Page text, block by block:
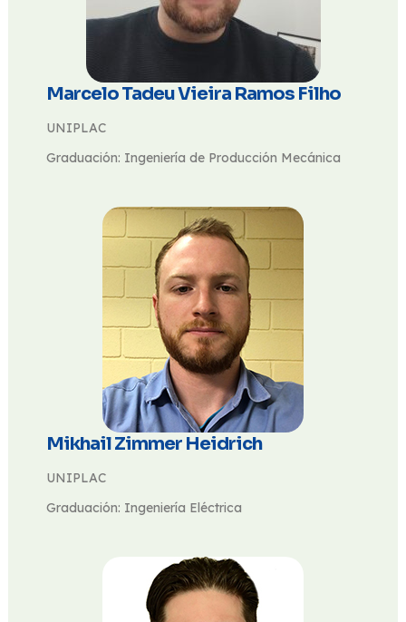
Marcelo Tadeu Vieira Ramos Filho
UNIPLAC
Graduación: Ingeniería de Producción Mecánica
Mikhail Zimmer Heidrich
UNIPLAC
Graduación: Ingeniería Eléctrica